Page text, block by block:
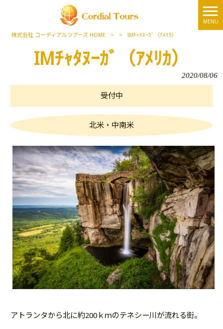
MENU
株式会社 コーディアルツアーズ HOME > > IMﾁｬﾀﾇｰｶﾞ（ｱﾒﾘｶ）
IMﾁｬﾀﾇｰｶﾞ（ｱﾒﾘｶ）
2020/08/06
受付中
北米・中南米
アトランタから北に約200ｋｍのテネシー川が流れる街。